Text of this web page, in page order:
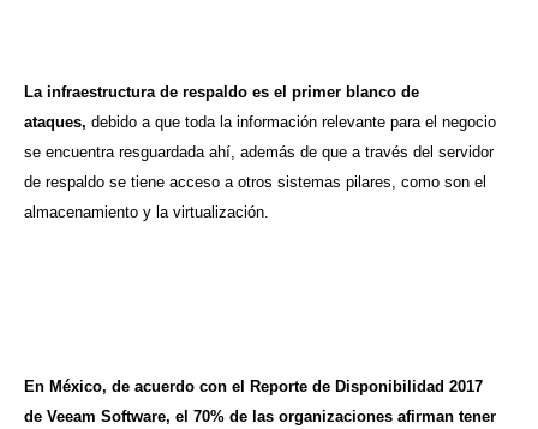
La infraestructura de respaldo es el primer blanco de
ataques, debido a que toda la información relevante para el negocio
se encuentra resguardada ahí, además de que a través del servidor
de respaldo se tiene acceso a otros sistemas pilares, como son el
almacenamiento y la virtualización.
En México, de acuerdo con el Reporte de Disponibilidad 2017
de Veeam Software, el 70% de las organizaciones afirman tener